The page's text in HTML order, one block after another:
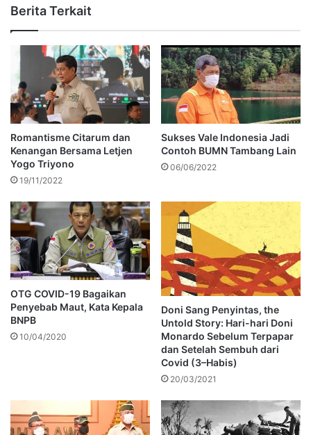
Berita Terkait
Romantisme Citarum dan
Kenangan Bersama Letjen
Yogo Triyono
19/11/2022
Sukses Vale Indonesia Jadi
Contoh BUMN Tambang Lain
06/06/2022
OTG COVID-19 Bagaikan
Penyebab Maut, Kata Kepala
BNPB
10/04/2020
Doni Sang Penyintas, the
Untold Story: Hari-hari Doni
Monardo Sebelum Terpapar
dan Setelah Sembuh dari
Covid (3–Habis)
20/03/2021